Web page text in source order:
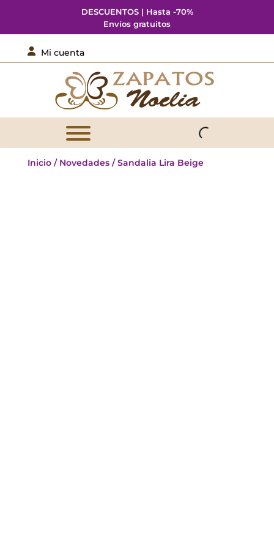
DESCUENTOS | Hasta -70%
Envíos gratuitos
 Mi cuenta
Inicio/ Novedades/ Sandalia Lira Beige